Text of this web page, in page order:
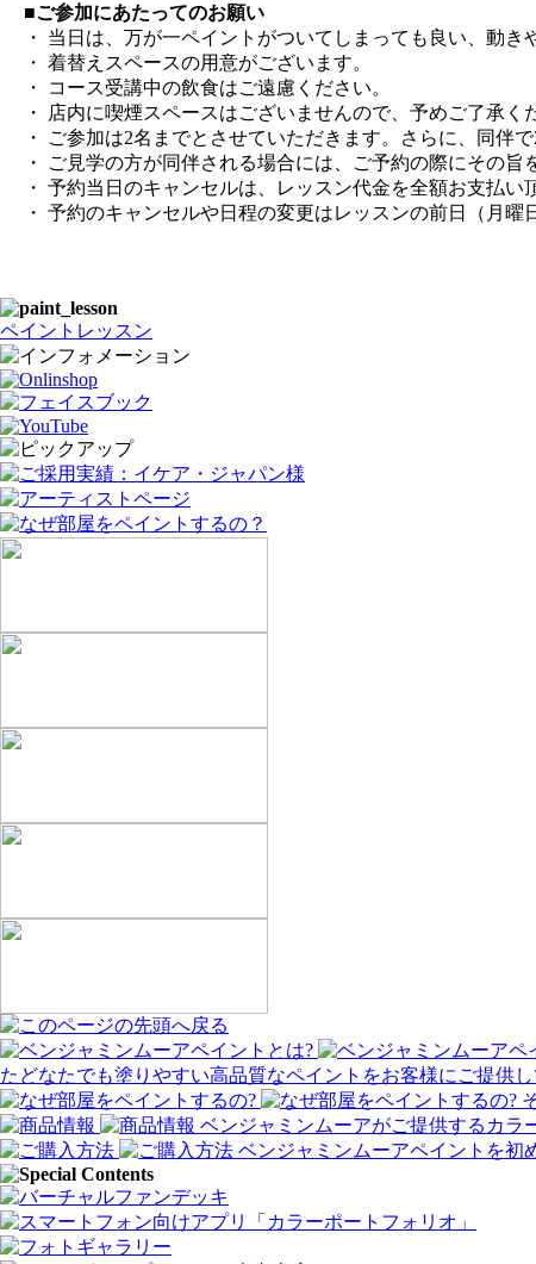
■ご参加にあたってのお願い
・ 当日は、万が一ペイントがついてしまっても良い、動き
・ 着替えスペースの用意がございます。
・ コース受講中の飲食はご遠慮ください。
・ 店内に喫煙スペースはございませんので、予めご了承く
・ ご参加は2名までとさせていただきます。さらに、同伴
・ ご見学の方が同伴される場合には、ご予約の際にその旨
・ 予約当日のキャンセルは、レッスン代金を全額お支払い
・ 予約のキャンセルや日程の変更はレッスンの前日（月
ペイントレッスン
たどなたでも塗りやすい高品質なペイントをお客様にご提供し
ベンジャミンムーアがご提供するカラ
ベンジャミンムーアペイントを初